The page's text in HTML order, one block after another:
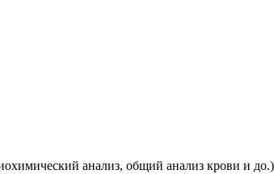
анализ, общий анализ крови и